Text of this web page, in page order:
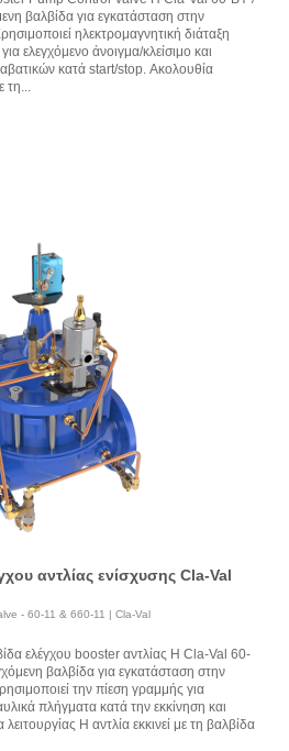
βαλβίδα για εγκατάσταση στην
ηλεκτρομαγνητική διάταξη
ελεγχόμενο άνοιγμα/κλείσιμο και
κατά start/stop. Ακολουθία
τη...
αντλίας ενίσχυσης Cla-Val
- 60-11 & 660-11 | Cla-Val
ελέγχου booster αντλίας Η Cla-Val 60-
βαλβίδα για εγκατάσταση στην
την πίεση γραμμής για
πλήγματα κατά την εκκίνηση και
Η αντλία εκκινεί με τη βαλβίδα